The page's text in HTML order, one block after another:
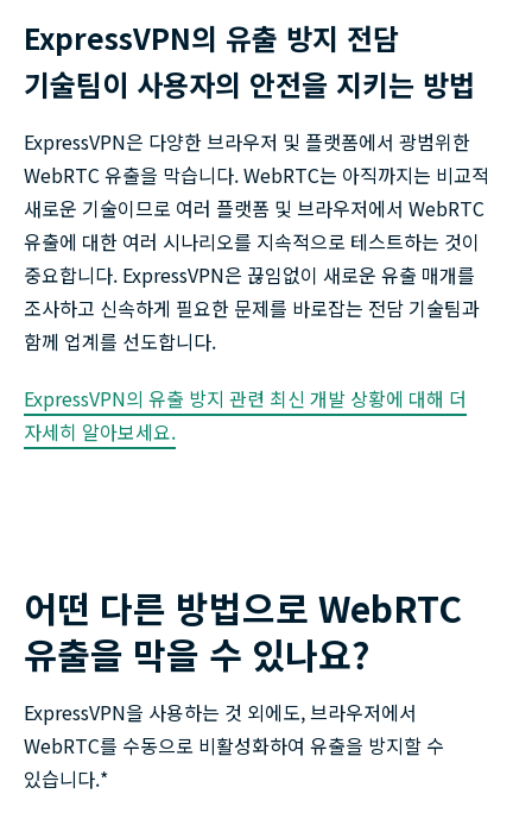
ExpressVPN의 유출 방지 전담
기술팀이 사용자의 안전을 지키는 방법
ExpressVPN은 다양한 브라우저 및 플랫폼에서 광범위한
WebRTC 유출을 막습니다. WebRTC는 아직까지는 비교적
새로운 기술이므로 여러 플랫폼 및 브라우저에서 WebRTC
유출에 대한 여러 시나리오를 지속적으로 테스트하는 것이
중요합니다. ExpressVPN은 끊임없이 새로운 유출 매개를
조사하고 신속하게 필요한 문제를 바로잡는 전담 기술팀과
함께 업계를 선도합니다.
ExpressVPN의 유출 방지 관련 최신 개발 상황에 대해 더
자세히 알아보세요.
어떤 다른 방법으로 WebRTC
유출을 막을 수 있나요?
ExpressVPN을 사용하는 것 외에도, 브라우저에서
WebRTC를 수동으로 비활성화하여 유출을 방지할 수
있습니다.*